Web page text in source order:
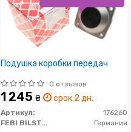
Подушка коробки передач
0 отзывов
1 245 ₴ срок 2 дн.
Артикул:
176260
FEBI BILSTEIN
Германия